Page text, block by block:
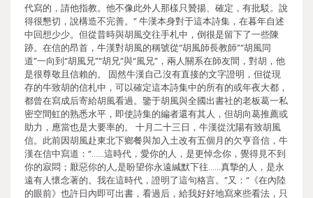
代寫的，請他指教。他不像此外人那樣只贊揚、確定，有批駁。說
得很懇切，說構造不完善。” 牛漢本身對于這本詩集，在暮年自述
中回想少少。但從昔時與胡風交往手札中，倒很是留下了一些陳
跡。在信的昂首，牛漢對胡風的稱號從“胡風師長教師”“胡風同
道”一向到“胡風兄”“胡兄”與“風兄”，兩人關系在師友間，對胡，他
是很尊敬且信賴的。 固然牛漢自己沒有直接的文字證明，但從現
存的牛致胡的信札中，可以確定這本詩集中的所有的或年夜大都，
都曾在寫成后寄給胡風看過。鑒于胡風與全國出書社的老板葛一私
密空間虹的熟悉水平，即使詩集的編者還有其人，但胡向葛推薦或
助力，應當也是大要率的。 十月二十三日，牛漢從沈陽有致胡風
信。此前因胡風赴東北下鄉餐與加入土改有五個月的欠亨音信，牛
漢在信中寫道：“……這時代，愛你的人，是更悼念你，覺得見不到
你的寂悶；厭惡你的人,是盼望你永遠緘默下往……真摯的人，是永
遠有人懷念著的。我在這時代，證明了這句格言。”又：“《在內陸
的眼前》也許日內即可出書，看過后，給我好好地寫來些看法，只